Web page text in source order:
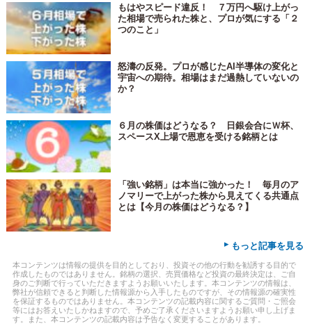
もはやスピード違反！ ７万円へ駆け上がっ
た相場で売られた株と、プロが気にする「２
つのこと」
怒濤の反発。プロが感じたAI半導体の変化と
宇宙への期待。相場はまだ過熱していないの
か？
６月の株価はどうなる？ 日銀会合にＷ杯、
スペースX上場で恩恵を受ける銘柄とは
「強い銘柄」は本当に強かった！ 毎月のア
ノマリーで上がった株から見えてくる共通点
とは【今月の株価はどうなる？】
▸ もっと記事を見る
本コンテンツは情報の提供を目的としており、投資その他の行動を勧誘する目的で
作成したものではありません。銘柄の選択、売買価格など投資の最終決定は、ご自
身のご判断で行っていただきますようお願いいたします。本コンテンツの情報は、
弊社が信頼できると判断した情報源から入手したものですが、その情報源の確実性
を保証するものではありません。本コンテンツの記載内容に関するご質問・ご照会
等にはお答えいたしかねますので、予めご了承くださいますようお願い申し上げま
す。また、本コンテンツの記載内容は予告なく変更することがあります。